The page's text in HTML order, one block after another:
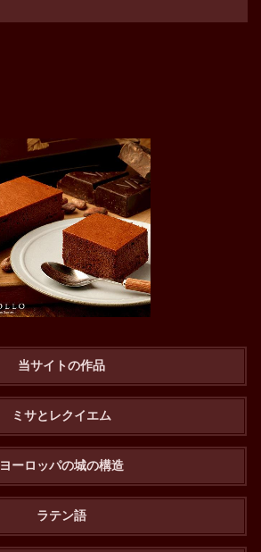
当サイトの作品
ミサとレクイエム
ヨーロッパの城の構造
ラテン語